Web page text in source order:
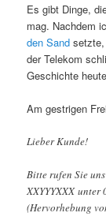
Es gibt Dinge,
mag. Nachdem
den Sand
der Telekom
Geschichte
Am gestrigen
Lieber Kunde!
Bitte rufen Sie
XXYYYXXX unter
(Hervorhebung